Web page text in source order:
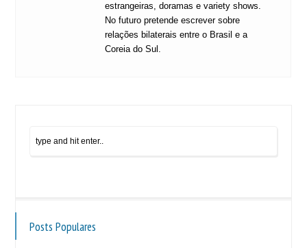
estrangeiras, doramas e variety shows.
No futuro pretende escrever sobre
relações bilaterais entre o Brasil e a
Coreia do Sul.
Posts Populares